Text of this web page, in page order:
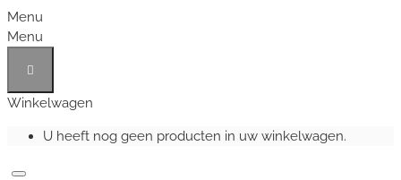
Menu
Menu
Winkelwagen
U heeft nog geen producten in uw winkelwagen.